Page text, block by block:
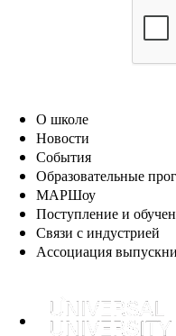
О школе
Новости
События
Образовательные
МАРШоу
Поступление и
Связи с индустрией
Ассоциация